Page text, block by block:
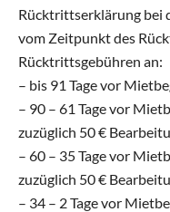
Rücktrittserklärung bei
vom Zeitpunkt des
Rücktrittsgebühren an:
– bis 91 Tage vor
– 90 – 61 Tage vor
zuzüglich 50 €
– 60 – 35 Tage vor
zuzüglich 50 €
– 34 – 2 Tage vor